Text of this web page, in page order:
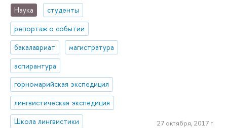
Наука
студенты
репортаж о событии
бакалавриат
магистратура
аспирантура
горномарийская экспедиция
лингвистическая экспедиция
Школа лингвистики
27 октября, 2017 г.